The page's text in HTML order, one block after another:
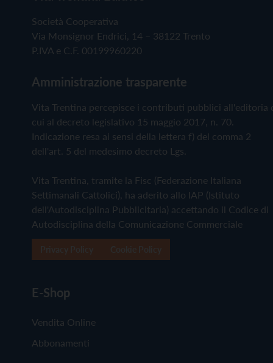
Società Cooperativa
Via Monsignor Endrici, 14 – 38122 Trento
P.IVA e C.F. 00199960220
Amministrazione trasparente
Vita Trentina percepisce i contributi pubblici all'editoria
cui al decreto legislativo 15 maggio 2017, n. 70.
Indicazione resa ai sensi della lettera f) del comma 2
dell'art. 5 del medesimo decreto Lgs.
Vita Trentina, tramite la Fisc (Federazione Italiana
Settimanali Cattolici), ha aderito allo IAP (Istituto
dell'Autodisciplina Pubblicitaria) accettando il Codice di
Autodisciplina della Comunicazione Commerciale
E-Shop
Vendita Online
Abbonamenti